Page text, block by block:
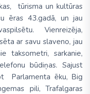
tūrisma un kultūras
ēras 43.gadā, un jau
Vienreizēja,
ar savu slaveno, jau
taksometri, sarkanie,
būdiņas. Sajust
Parlamenta ēku, Big
pili, Trafalgaras